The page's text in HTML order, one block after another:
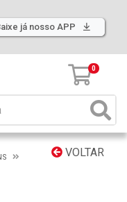
já nosso APP
0
VOLTAR